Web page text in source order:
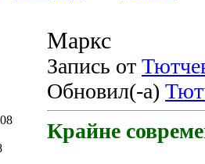
Маркс
Запись от
Обновил(-а)
Крайне